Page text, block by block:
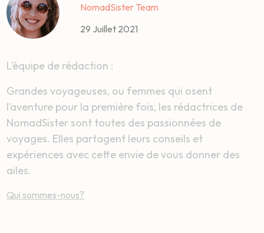
NomadSister Team
29 Juillet 2021
L’équipe de rédaction :
Grandes voyageuses, ou femmes qui osent
l’aventure pour la première fois, les rédactrices de
NomadSister sont toutes des passionnées de
voyages. Elles partagent leurs conseils et
expériences avec cette envie de vous donner des
ailes.
Qui sommes-nous?